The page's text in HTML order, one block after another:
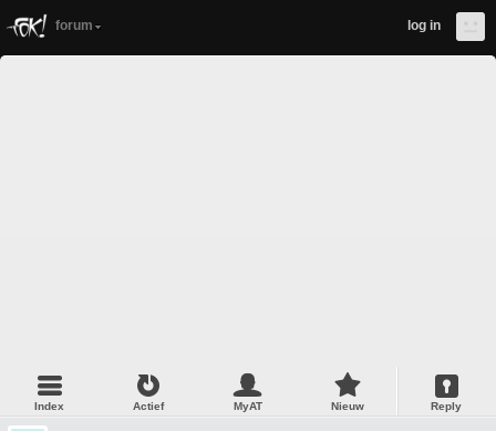
forum log in
Index Actief MyAT Nieuw Reply